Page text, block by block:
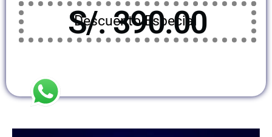
Descuento Especial
S/. 390.00